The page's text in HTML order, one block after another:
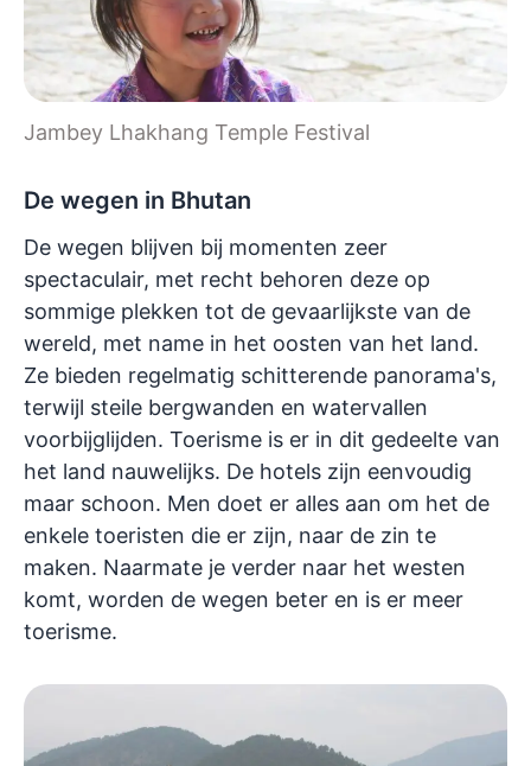
Jambey Lhakhang Temple Festival
De wegen in Bhutan
De wegen blijven bij momenten zeer
spectaculair, met recht behoren deze op
sommige plekken tot de gevaarlijkste van de
wereld, met name in het oosten van het land.
Ze bieden regelmatig schitterende panorama's,
terwijl steile bergwanden en watervallen
voorbijglijden. Toerisme is er in dit gedeelte van
het land nauwelijks. De hotels zijn eenvoudig
maar schoon. Men doet er alles aan om het de
enkele toeristen die er zijn, naar de zin te
maken. Naarmate je verder naar het westen
komt, worden de wegen beter en is er meer
toerisme.